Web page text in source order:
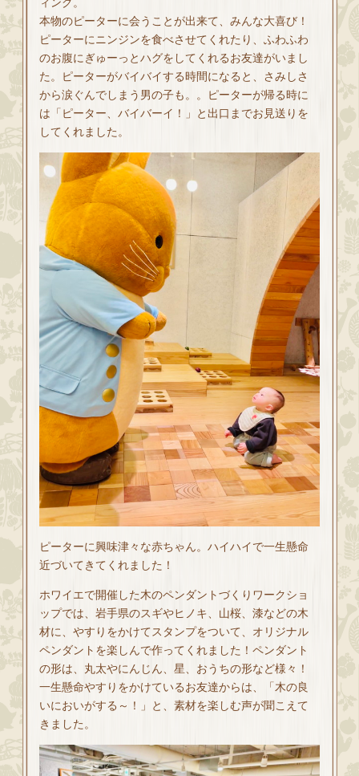
ィング。
本物のピーターに会うことが出来て、みんな大喜び！
ピーターにニンジンを食べさせてくれたり、ふわふわ
のお腹にぎゅーっとハグをしてくれるお友達がいまし
た。ピーターがバイバイする時間になると、さみしさ
から涙ぐんでしまう男の子も。。ピーターが帰る時に
は「ピーター、バイバーイ！」と出口までお見送りを
してくれました。
ピーターに興味津々な赤ちゃん。ハイハイで一生懸命
近づいてきてくれました！
ホワイエで開催した木のペンダントづくりワークショ
ップでは、岩手県のスギやヒノキ、山桜、漆などの木
材に、やすりをかけてスタンプをついて、オリジナル
ペンダントを楽しんで作ってくれました！ペンダント
の形は、丸太やにんじん、星、おうちの形など様々！
一生懸命やすりをかけているお友達からは、「木の良
いにおいがする～！」と、素材を楽しむ声が聞こえて
きました。